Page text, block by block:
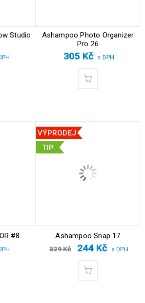
Studio
Ashampoo Photo Organizer
Pro 26
305 Kč s DPH
#8
VÝPRODEJ
TIP
Ashampoo Snap 17
329Kč 244 Kč s DPH